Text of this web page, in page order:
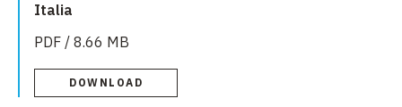
Italia
PDF / 8.66 MB
DOWNLOAD